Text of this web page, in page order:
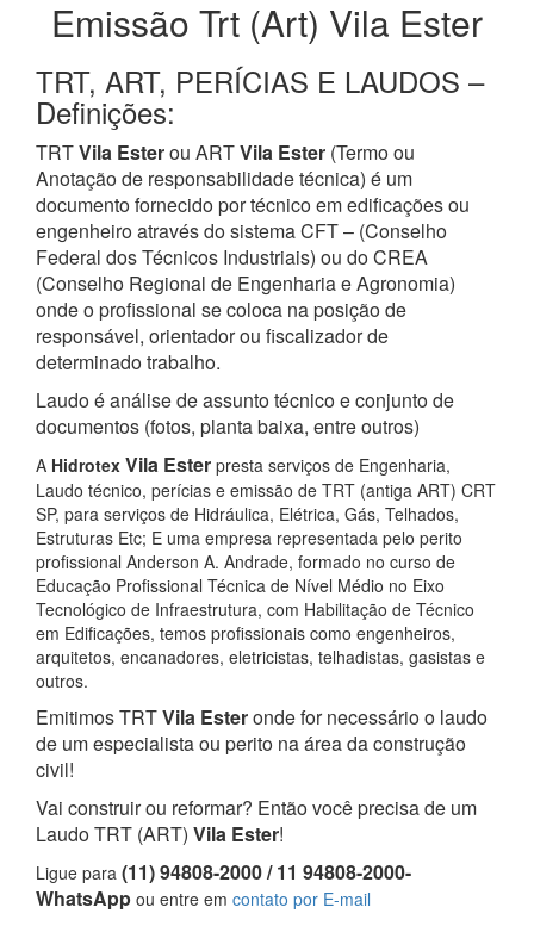
Emissão Trt (Art) Vila Ester
TRT, ART, PERÍCIAS E LAUDOS –
Definições:
TRTVila Esterou ARTVila Ester (Termo ou
Anotação de responsabilidade técnica) é um
documento fornecido por técnico em edificações ou
engenheiro através do sistema CFT – (Conselho
Federal dos Técnicos Industriais) ou do CREA
(Conselho Regional de Engenharia e Agronomia)
onde o profissional se coloca na posição de
responsável, orientador ou fiscalizador de
determinado trabalho.
Laudo é análise de assunto técnico e conjunto de
documentos (fotos, planta baixa, entre outros)
A Hidrotex Vila Ester presta serviços de Engenharia,
Laudo técnico, perícias e emissão de TRT (antiga ART) CRT
SP, para serviços de Hidráulica, Elétrica, Gás, Telhados,
Estruturas Etc; E uma empresa representada pelo perito
profissional Anderson A. Andrade, formado no curso de
Educação Profissional Técnica de Nível Médio no Eixo
Tecnológico de Infraestrutura, com Habilitação de Técnico
em Edificações, temos profissionais como engenheiros,
arquitetos, encanadores, eletricistas, telhadistas, gasistas e
outros.
Emitimos TRTVila Esteronde for necessário o laudo
de um especialista ou perito na área da construção
civil!
Vai construir ou reformar? Então você precisa de um
Laudo TRT (ART) Vila Ester!
Ligue para (11) 94808-2000 / 11 94808-2000-
WhatsApp ou entre em contato por E-mail